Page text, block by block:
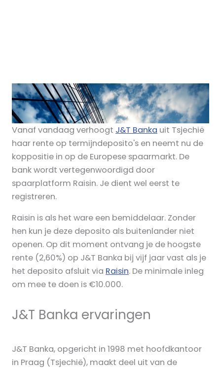
Vanaf vandaag verhoogt J&T Banka uit Tsjechië
haar rente op termijndeposito's en neemt nu de
koppositie in op de Europese spaarmarkt. De
bank wordt vertegenwoordigd door
spaarplatform Raisin. Je dient wel eerst te
registreren.
Raisin is als het ware een bemiddelaar. Zonder
hen kun je deze deposito als buitenlander niet
openen. Op dit moment ontvang je de hoogste
rente (2,60%) op J&T Banka bij vijf jaar vast als je
het deposito afsluit via Raisin. De minimale inleg
om mee te doen is €10.000.
J&T Banka ervaringen
J&T Banka, opgericht in 1998 met hoofdkantoor
in Praag (Tsjechië), maakt deel uit van de